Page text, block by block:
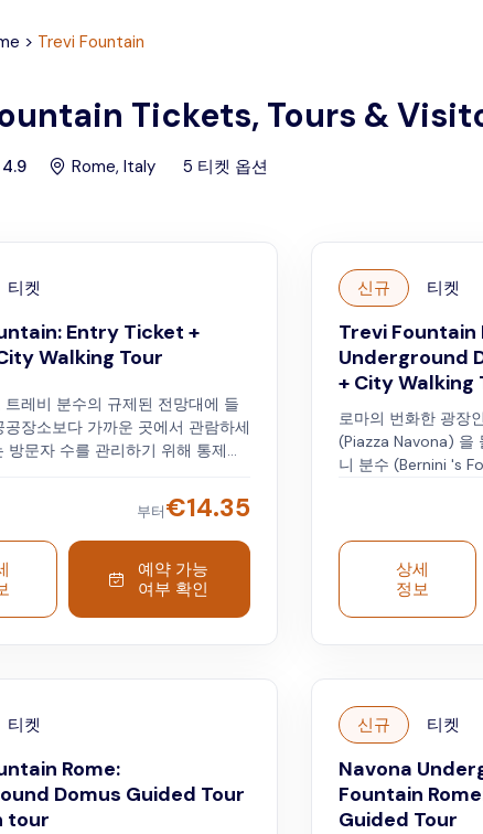
> Trevi Fountain
Tickets, Tours &
4.9 Rome, Italy 5 티켓 옵션
티켓
Entry Ticket +
Walking Tour
트레비 분수의 규제된 전망대에 들
공장소보다 가까운 곳에서 관람하세
방문자 수를 관리하기 위해 통제됩
, 숙소를 즐길 수 있습니다. 현장 지원
영어 가이드 도보 투어에 참여할 수
Touristation. 투어는 나보나 광장,
비 분수, 스페인 광장을 다룹니다.
부터€14.35
예약 가능
여부 확인
신규 티켓
Trevi Fountain
Underground
+ City Walking
로마의 번화한 광장
(Piazza Navona) 을
니 분수 (Bernini 's
정된 고대 사원인
원을 빌어보세요. 가이드 투어에 참여하여 로마
의 숨겨진 보물을 발
트레비 지구의 지하
상세
정보
티켓
Rome:
Domus Guided Tour
tour
신규 티켓
Navona
Fountain
Guided Tour